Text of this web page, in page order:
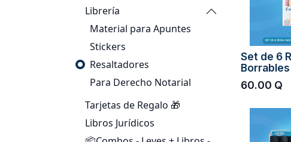
Librería
Material para Apuntes
Stickers
Resaltadores
Para Derecho Notarial
Tarjetas de Regalo 🎁
Libros Jurídicos
Set de 6
60.00 Q